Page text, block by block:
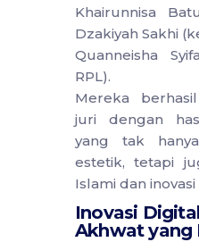
Khairunnisa
Dzakiyah Sakhi
Quanneisha
RPL).
Mereka
juri dengan
yang tak
estetik, tetapi
Islami dan
Inovasi
Akhwat yang